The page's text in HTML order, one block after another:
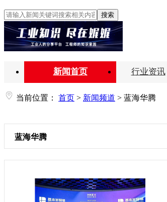
搜索
新闻首页 行业资讯
当前位置： 首页 > 新闻频道 > 蓝海华腾
蓝海华腾